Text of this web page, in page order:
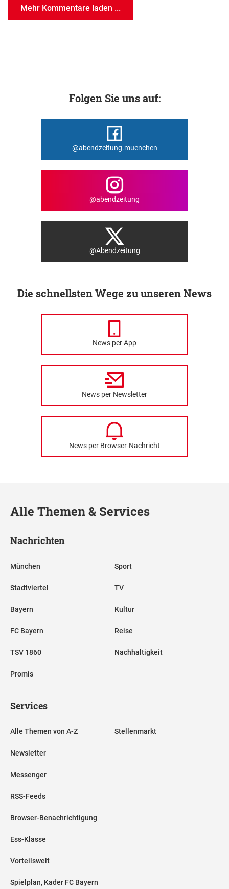
Mehr Kommentare laden ...
Folgen Sie uns auf:
@abendzeitung.muenchen
@abendzeitung
@Abendzeitung
Die schnellsten Wege zu unseren News
News per App
News per Newsletter
News per Browser-Nachricht
Alle Themen & Services
Nachrichten
München
Stadtviertel
Bayern
FC Bayern
TSV 1860
Promis
Sport
TV
Kultur
Reise
Nachhaltigkeit
Services
Alle Themen von A-Z
Newsletter
Messenger
RSS-Feeds
Browser-Benachrichtigung
Ess-Klasse
Vorteilswelt
Spielplan, Kader FC Bayern
Stellenmarkt